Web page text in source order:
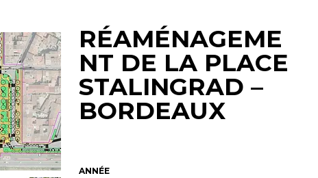
RÉAMÉNAGEME
NT DE LA PLACE
STALINGRAD –
BORDEAUX
ANNÉE